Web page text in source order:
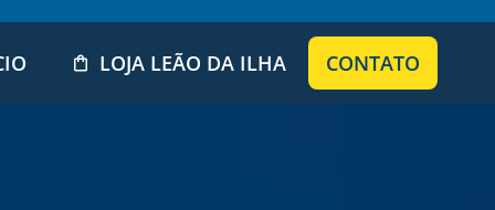
LOJA LEÃO DA ILHA CONTATO